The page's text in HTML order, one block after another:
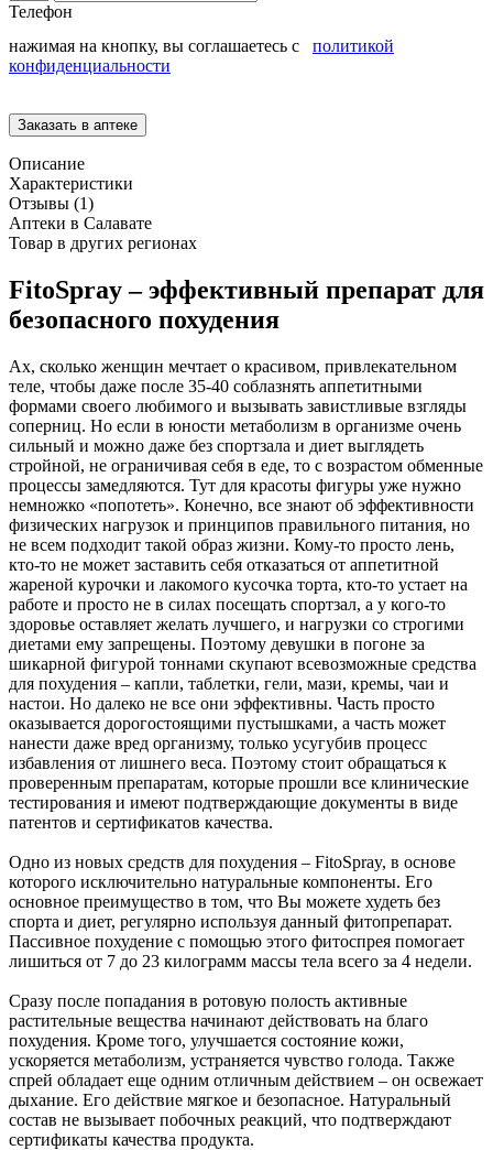
Телефон
нажимая на кнопку, вы соглашаетесь с политикой
конфиденциальности
Описание
Характеристики
Отзывы (1)
Аптеки в Салавате
Товар в других регионах
FitoSpray – эффективный препарат для
безопасного похудения
Ах, сколько женщин мечтает о красивом, привлекательном
теле, чтобы даже после 35-40 соблазнять аппетитными
формами своего любимого и вызывать завистливые взгляды
соперниц. Но если в юности метаболизм в организме очень
сильный и можно даже без спортзала и диет выглядеть
стройной, не ограничивая себя в еде, то с возрастом обменные
процессы замедляются. Тут для красоты фигуры уже нужно
немножко «попотеть». Конечно, все знают об эффективности
физических нагрузок и принципов правильного питания, но
не всем подходит такой образ жизни. Кому-то просто лень,
кто-то не может заставить себя отказаться от аппетитной
жареной курочки и лакомого кусочка торта, кто-то устает на
работе и просто не в силах посещать спортзал, а у кого-то
здоровье оставляет желать лучшего, и нагрузки со строгими
диетами ему запрещены. Поэтому девушки в погоне за
шикарной фигурой тоннами скупают всевозможные средства
для похудения – капли, таблетки, гели, мази, кремы, чаи и
настои. Но далеко не все они эффективны. Часть просто
оказывается дорогостоящими пустышками, а часть может
нанести даже вред организму, только усугубив процесс
избавления от лишнего веса. Поэтому стоит обращаться к
проверенным препаратам, которые прошли все клинические
тестирования и имеют подтверждающие документы в виде
патентов и сертификатов качества.
Одно из новых средств для похудения – FitoSpray, в основе
которого исключительно натуральные компоненты. Его
основное преимущество в том, что Вы можете худеть без
спорта и диет, регулярно используя данный фитопрепарат.
Пассивное похудение с помощью этого фитоспрея помогает
лишиться от 7 до 23 килограмм массы тела всего за 4 недели.
Сразу после попадания в ротовую полость активные
растительные вещества начинают действовать на благо
похудения. Кроме того, улучшается состояние кожи,
ускоряется метаболизм, устраняется чувство голода. Также
спрей обладает еще одним отличным действием – он освежает
дыхание. Его действие мягкое и безопасное. Натуральный
состав не вызывает побочных реакций, что подтверждают
сертификаты качества продукта.